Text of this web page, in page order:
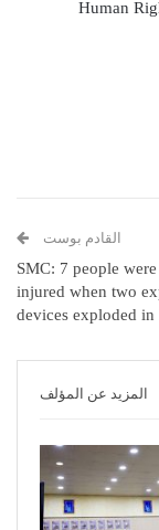
Human
القادم بوست
SMC: 7 people
injured when two
devices exploded in
المزيد عن المؤلف